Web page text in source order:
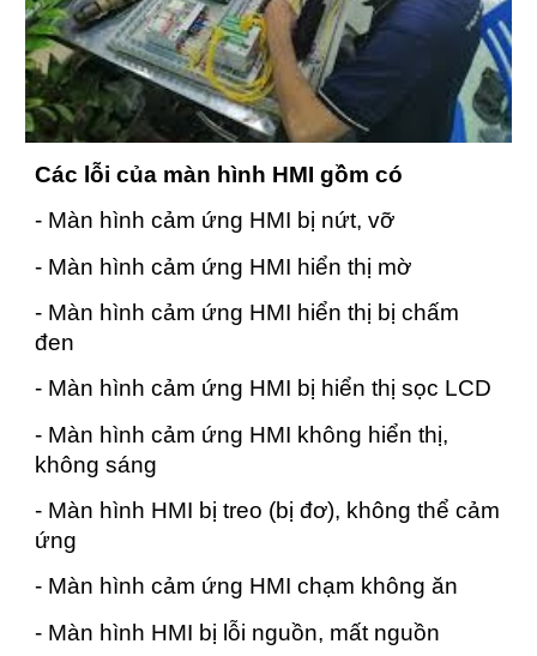
Các lỗi của màn hình HMI gồm có
- Màn hình cảm ứng HMI bị nứt, vỡ
- Màn hình cảm ứng HMI hiển thị mờ
- Màn hình cảm ứng HMI hiển thị bị chấm
đen
- Màn hình cảm ứng HMI bị hiển thị sọc LCD
- Màn hình cảm ứng HMI không hiển thị,
không sáng
- Màn hình HMI bị treo (bị đơ), không thể cảm
ứng
- Màn hình cảm ứng HMI chạm không ăn
- Màn hình HMI bị lỗi nguồn, mất nguồn